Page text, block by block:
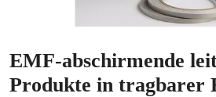
EMF-abschirmende
Produkte in tragbarer